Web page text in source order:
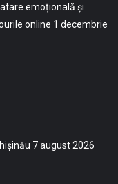
emoțională și
online 1 decembrie
7 august 2026